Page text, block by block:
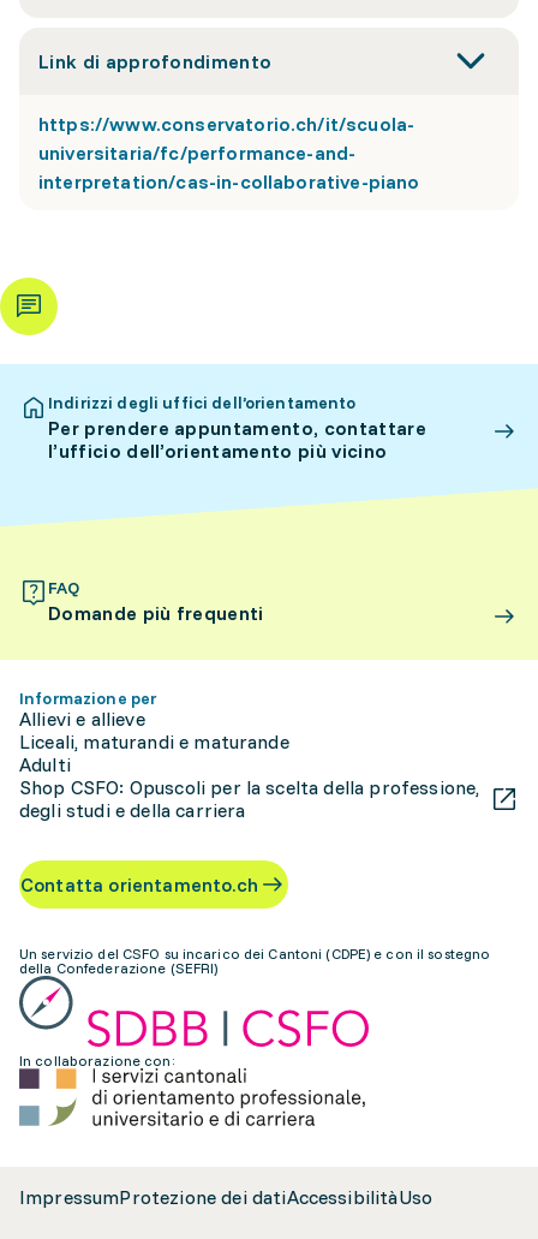
Link di approfondimento
https://www.conservatorio.ch/it/scuola-
universitaria/fc/performance-and-
interpretation/cas-in-collaborative-piano
Indirizzi degli uffici dell’orientamento
Per prendere appuntamento, contattare
l’ufficio dell’orientamento più vicino
FAQ
Domande più frequenti
Informazione per
Allievi e allieve
Liceali, maturandi e maturande
Adulti
Shop CSFO: Opuscoli per la scelta della professione,
degli studi e della carriera
Contatta orientamento.ch
Un servizio del CSFO su incarico dei Cantoni (CDPE) e con il sostegno
della Confederazione (SEFRI)
In collaborazione con:
ImpressumProtezione dei datiAccessibilitàUso